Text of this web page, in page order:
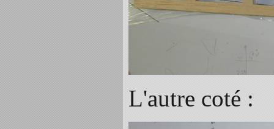
L'autre coté :